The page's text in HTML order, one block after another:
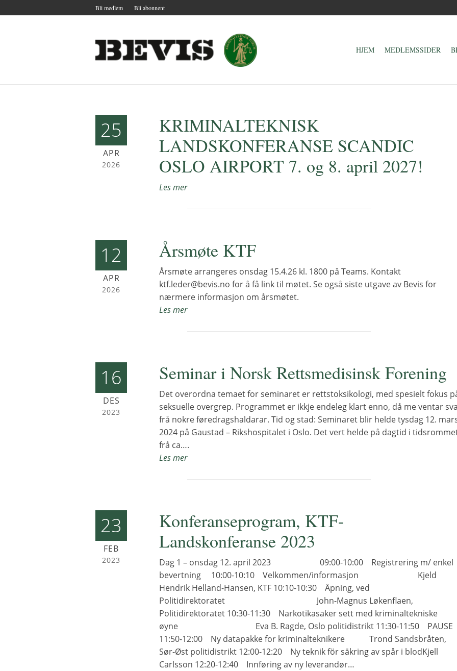
Bli medlem Bli abonnent
HJEM MEDLEMSSIDER
25
APR
2026
KRIMINALTEKNISK
LANDSKONFERANSE SCANDIC
OSLO AIRPORT 7. og 8. april 2027!
Les mer
12
APR
2026
Årsmøte KTF
Årsmøte arrangeres onsdag 15.4.26 kl. 1800 på Teams. Kontakt
ktf.leder@bevis.no for å få link til møtet. Se også siste utgave av Bevis for
nærmere informasjon om årsmøtet.
Les mer
16
DES
2023
Seminar i Norsk Rettsmedisinsk Forening
Det overordna temaet for seminaret er rettstoksikologi, med spesielt fokus
seksuelle overgrep. Programmet er ikkje endeleg klart enno, då me ventar
frå nokre føredragshaldarar. Tid og stad: Seminaret blir helde tysdag 12.
2024 på Gaustad – Rikshospitalet i Oslo. Det vert helde på dagtid i
frå ca….
Les mer
23
FEB
2023
Konferanseprogram, KTF-
Landskonferanse 2023
Dag 1 – onsdag 12. april 2023 09:00-10:00 Registrering m/ enkel
bevertning 10:00-10:10 Velkommen/informasjon Kjeld
Hendrik Helland-Hansen, KTF 10:10-10:30 Åpning, ved
Politidirektoratet John-Magnus Løkenflaen,
Politidirektoratet 10:30-11:30 Narkotikasaker sett med kriminaltekniske
øyne Eva B. Ragde, Oslo politidistrikt 11:30-11:50 PAUSE
11:50-12:00 Ny datapakke for kriminalteknikere Trond Sandsbråten,
Sør-Øst politidistrikt 12:00-12:20 Ny teknik för säkring av spår i blodKjell
Carlsson 12:20-12:40 Innføring av ny leverandør…